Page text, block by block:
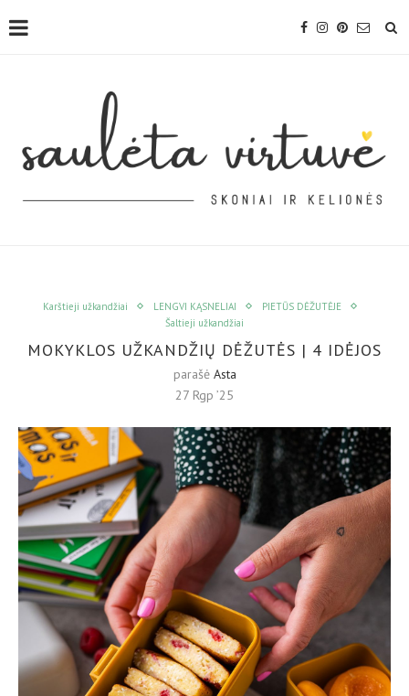
Karštieji užkandžiai LENGVI KĄSNELIAI
PIETŪS DĖŽUTĖJE
Šaltieji užkandžiai
MOKYKLOS UŽKANDŽIŲ DĖŽUTĖS | 4 IDĖJOS
parašė Asta
27 Rgp ’25